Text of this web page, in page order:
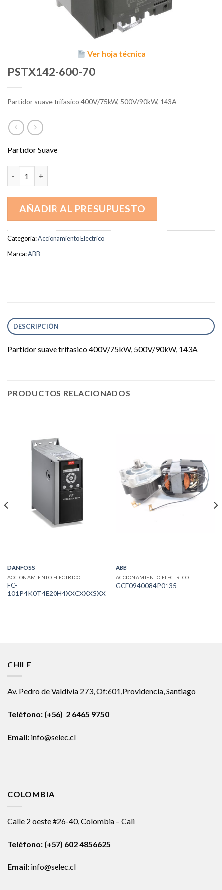
Ver hoja técnica
PSTX142-600-70
Partidor suave trifasico 400V/75kW, 500V/90kW, 143A
Partidor Suave
AÑADIR AL PRESUPUESTO
Categoría:Accionamiento Electrico
Marca:ABB
DESCRIPCIÓN
Partidor suave trifasico 400V/75kW, 500V/90kW, 143A
PRODUCTOS RELACIONADOS
DANFOSS
ACCIONAMIENTO ELECTRICO
FC-
101P4K0T4E20H4XXCXXXSXXXXAXBXCXXXXDX
ABB
ACCIONAMIENTO ELECTRICO
GCE0940084P0135
CHILE
Av. Pedro de Valdivia 273, Of:601,Providencia, Santiago
Teléfono: (+56) 2 6465 9750
Email: info@selec.cl
COLOMBIA
Calle 2 oeste #26-40, Colombia – Cali
Teléfono: (+57) 602 4856625
Email: info@selec.cl